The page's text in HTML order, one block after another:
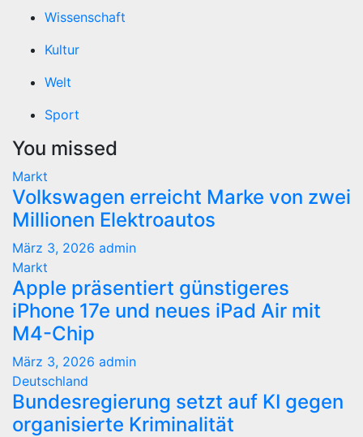
Wissenschaft
Kultur
Welt
Sport
You missed
Markt
Volkswagen erreicht Marke von zwei
Millionen Elektroautos
März 3, 2026 admin
Markt
Apple präsentiert günstigeres
iPhone 17e und neues iPad Air mit
M4-Chip
März 3, 2026 admin
Deutschland
Bundesregierung setzt auf KI gegen
organisierte Kriminalität